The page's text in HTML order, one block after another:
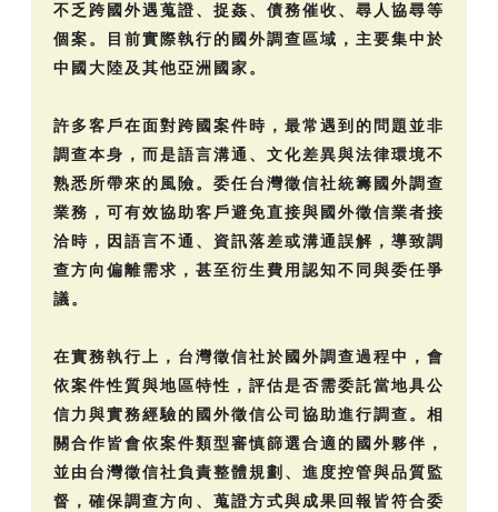
不乏跨國外遇蒐證、捉姦、債務催收、尋人協尋等
個案。目前實際執行的國外調查區域，主要集中於
中國大陸及其他亞洲國家。
許多客戶在面對跨國案件時，最常遇到的問題並非
調查本身，而是語言溝通、文化差異與法律環境不
熟悉所帶來的風險。委任台灣徵信社統籌國外調查
業務，可有效協助客戶避免直接與國外徵信業者接
洽時，因語言不通、資訊落差或溝通誤解，導致調
查方向偏離需求，甚至衍生費用認知不同與委任爭
議。
在實務執行上，台灣徵信社於國外調查過程中，會
依案件性質與地區特性，評估是否需委託當地具公
信力與實務經驗的國外徵信公司協助進行調查。相
關合作皆會依案件類型審慎篩選合適的國外夥伴，
並由台灣徵信社負責整體規劃、進度控管與品質監
督，確保調查方向、蒐證方式與成果回報皆符合委